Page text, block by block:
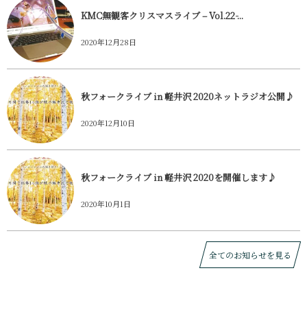
KMC無観客クリスマスライブ – Vol.22 ̵...
2020年12月28日
秋フォークライブ in 軽井沢 2020ネットラジオ公開♪
2020年12月10日
秋フォークライブ in 軽井沢 2020を開催します♪
2020年10月1日
全てのお知らせを見る